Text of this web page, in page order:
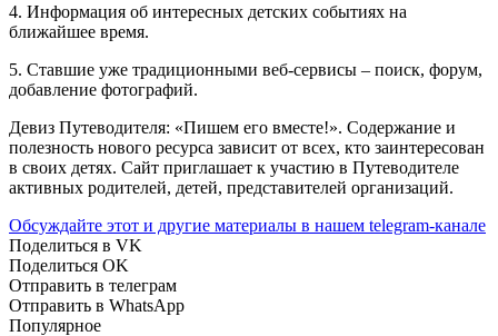
4. Информация об интересных детских событиях на
ближайшее время.
5. Ставшие уже традиционными веб-сервисы – поиск, форум,
добавление фотографий.
Девиз Путеводителя: «Пишем его вместе!». Содержание и
полезность нового ресурса зависит от всех, кто заинтересован
в своих детях. Сайт приглашает к участию в Путеводителе
активных родителей, детей, представителей организаций.
Обсуждайте этот и другие материалы в нашем telegram-канале
Поделиться в VK
Поделиться OK
Отправить в телеграм
Отправить в WhatsApp
Популярное